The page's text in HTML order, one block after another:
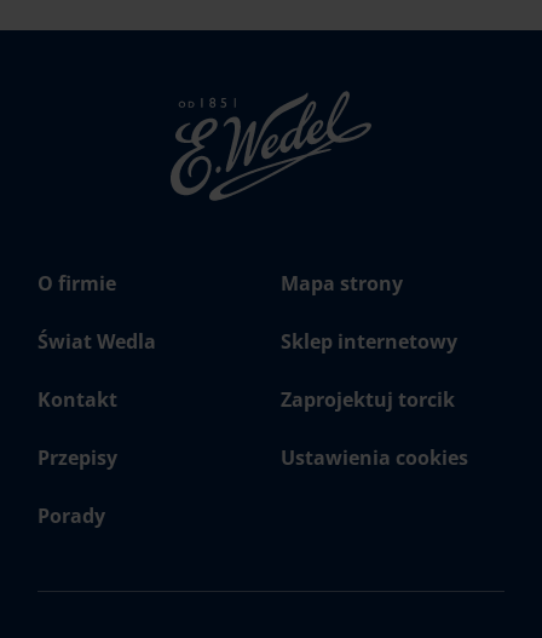
Strona
głowna
Wedel.pl
O firmie
Świat Wedla
Kontakt
Przepisy
Porady
Mapa strony
Sklep internetowy
Zaprojektuj torcik
Ustawienia cookies